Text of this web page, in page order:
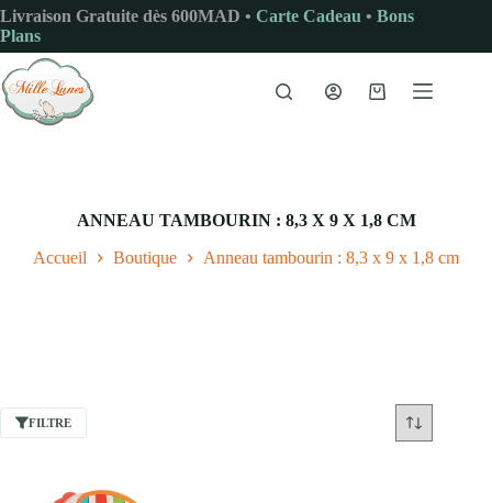
Passer
au
contenu
Livraison Gratuite dès 600MAD • Carte Cadeau • Bons
Plans
Panier
ANNEAU TAMBOURIN : 8,3 X 9 X 1,8 CM
Accueil Boutique Anneau tambourin : 8,3 x 9 x 1,8 cm
FILTRE